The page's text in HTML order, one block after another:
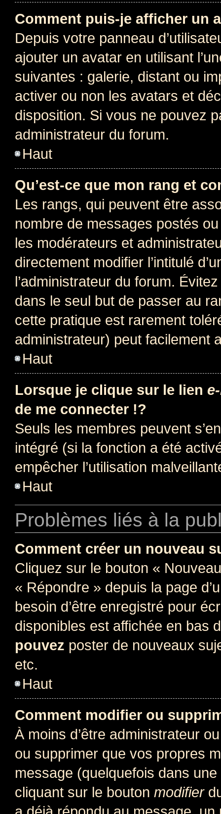
Comment puis-je afficher un
Depuis votre panneau
ajouter un avatar en utilisant
suivantes : galerie, distant ou
activer ou non les avatars et
disposition. Si vous ne pouvez
administrateur du forum.
Haut
Qu’est-ce que mon rang et
Les rangs, qui peuvent être
nombre de messages postés
les modérateurs et
directement modifier l’intitulé
l’administrateur du forum.
dans le seul but de passer au
cette pratique est rarement
administrateur) peut facilement
Haut
Lorsque je clique sur le lien
de me connecter !?
Seuls les membres peuvent
intégré (si la fonction a été
empêcher l’utilisation
Haut
Problèmes liés à la
Comment créer un nouveau
Cliquez sur le bouton «
« Répondre » depuis la page
besoin d’être enregistré pour
disponibles est affichée en bas
pouvez poster de nouveaux
etc.
Haut
Comment modifier ou
À moins d’être administrateur
ou supprimer que vos propres
message (quelquefois dans
cliquant sur le bouton modifier